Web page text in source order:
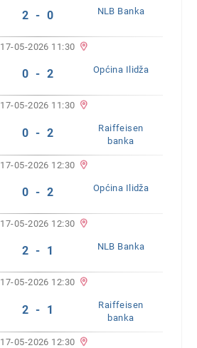
2 - 0 NLB Banka
17-05-2026 11:30
0 - 2 Općina Ilidža
17-05-2026 11:30
0 - 2
Raiffeisen
banka
17-05-2026 12:30
0 - 2 Općina Ilidža
17-05-2026 12:30
2 - 1 NLB Banka
17-05-2026 12:30
2 - 1
Raiffeisen
banka
17-05-2026 12:30